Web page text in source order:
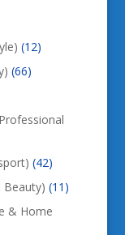
(12)
(66)
(42)
(11)
& Home